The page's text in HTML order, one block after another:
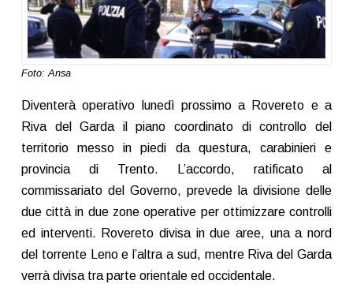
Foto: Ansa
Diventerà operativo lunedì prossimo a Rovereto e a
Riva del Garda il piano coordinato di controllo del
territorio messo in piedi da questura, carabinieri e
provincia di Trento. L’accordo, ratificato al
commissariato del Governo, prevede la divisione delle
due città in due zone operative per ottimizzare controlli
ed interventi. Rovereto divisa in due aree, una a nord
del torrente Leno e l’altra a sud, mentre Riva del Garda
verrà divisa tra parte orientale ed occidentale.